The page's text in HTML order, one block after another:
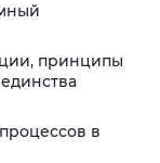
принципы
в